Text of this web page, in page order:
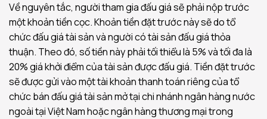
Về nguyên tắc, người tham gia đấu giá sẽ phải nộp trước
một khoản tiền cọc. Khoản tiền đặt trước này sẽ do tổ
chức đấu giá tài sản và người có tài sản đấu giá thỏa
thuận. Theo đó, số tiền này phải tối thiểu là 5% và tối đa là
20% giá khởi điểm của tài sản được đấu giá. Tiền đặt trước
sẽ được gửi vào một tài khoản thanh toán riêng của tổ
chức bán đấu giá tài sản mở tại chi nhánh ngân hàng nước
ngoài tại Việt Nam hoặc ngân hàng thương mại trong